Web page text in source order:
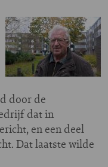
door de
dat in
en een deel
Dat laatste wilde